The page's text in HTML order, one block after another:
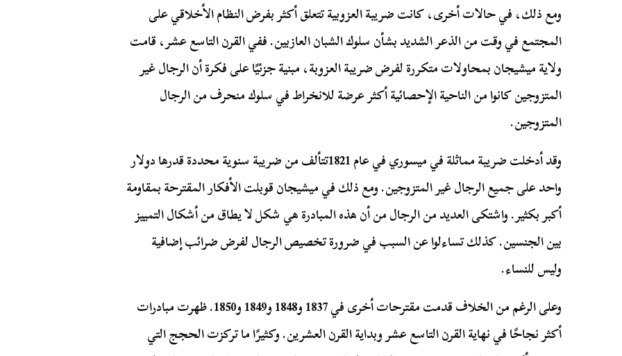
ومع ذلك، في حالات أخرى، كانت ضريبة العزوبية تتعلق أكثر بفرض النظام الأخلاقي على
المجتمع في وقت من الذعر الشديد بشأن سلوك الشبان العازبين. ففي القرن التاسع عشر، قامت
ولاية ميشيجان بمحاولات متكررة لفرض ضريبة العزوبة، مبنية جزئيًا على فكرة أن الرجال غير
المتزوجين كانوا من الناحية الإحصائية أكثر عرضة للانخراط في سلوك منحرف من الرجال
المتزوجين.
وقد أدخلت ضريبة مماثلة في ميسوري في عام 1821تتألف من ضريبة سنوية محددة قدرها دولار
واحد على جميع الرجال غير المتزوجين. ومع ذلك في ميشيجان قوبلت الأفكار المقترحة بمقاومة
أكبر بكثير. واشتكى العديد من الرجال من أن هذه المبادرة هي شكل لا يطاق من أشكال التمييز
بين الجنسين. كذلك تساءلوا عن السبب في ضرورة تخصيص الرجال لفرض ضرائب إضافية
وليس للنساء.
وعلى الرغم من الخلاف قدمت مقترحات أخرى في 1837 و1848 و1849 و1850. ظهرت مبادرات
أكثر نجاحًا في نهاية القرن التاسع عشر وبداية القرن العشرين. وكثيرًا ما تركزت الحجج التي